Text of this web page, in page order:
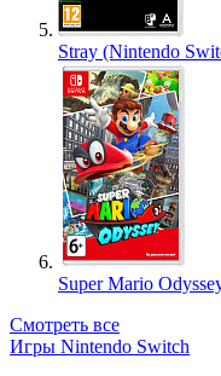
Stray (Nintendo
Super Mario
Смотреть все
Игры Nintendo Switch